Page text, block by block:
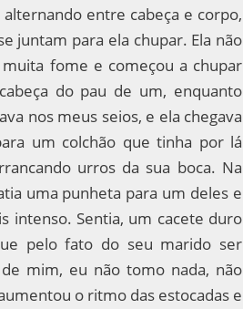
entre cabeça e corpo,
juntam para ela chupar. Ela não
fome e começou a chupar
do pau de um, enquanto
nos meus seios, e ela chegava
um colchão que tinha por lá
urros da sua boca. Na
uma punheta para um deles e
intenso. Sentia, um cacete duro
pelo fato do seu marido ser
mim, eu não tomo nada, não
o ritmo das estocadas e